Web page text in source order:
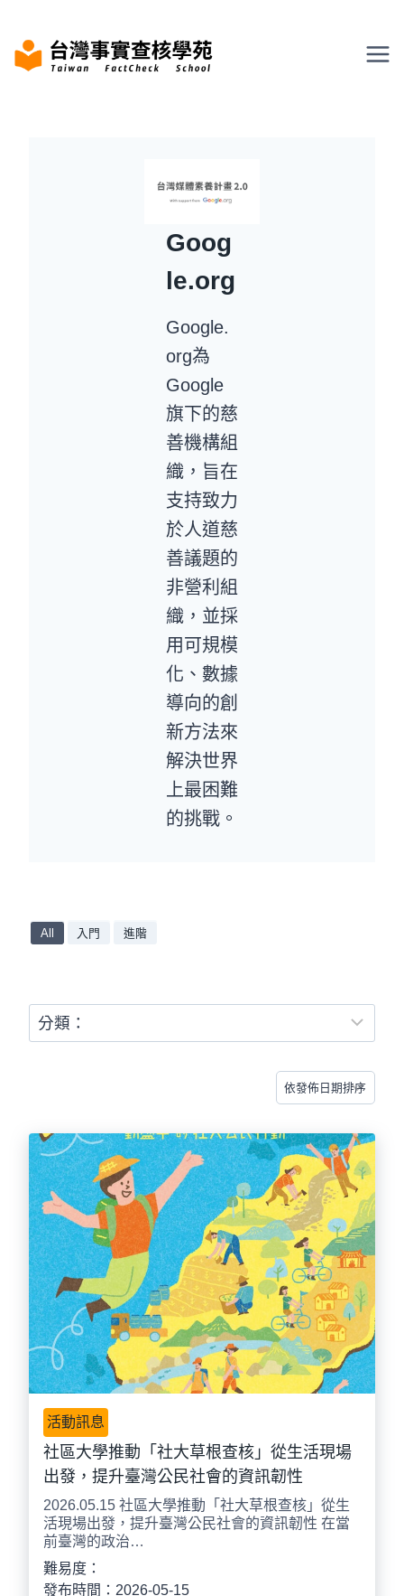
content
Goog
le.org
Google.
org為
Google
旗下的慈
善機構組
織，旨在
支持致力
於人道慈
善議題的
非營利組
織，並採
用可規模
化、數據
導向的創
新方法來
解決世界
上最困難
的挑戰。
All 入門 進階
活動訊息
社區大學推動「社大草根查核」從生活現場
出發，提升臺灣公民社會的資訊韌性
2026.05.15 社區大學推動「社大草根查核」從生
活現場出發，提升臺灣公民社會的資訊韌性 在當
前臺灣的政治…
難易度：
發布時間：2026-05-15